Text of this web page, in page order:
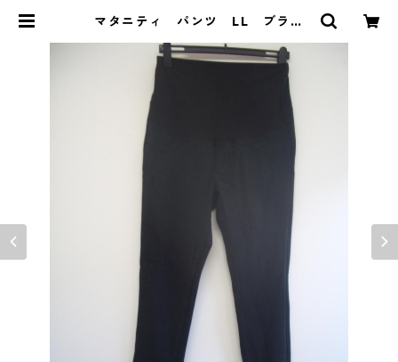
マタニティ パンツ LL ブラッ
CE